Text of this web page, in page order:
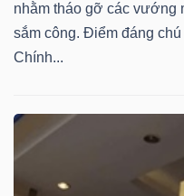
nhằm tháo gỡ các vướng
sắm công. Điểm đáng
Chính...
Dịch
vụ
Đào